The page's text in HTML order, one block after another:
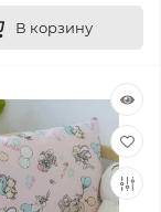
В корзину